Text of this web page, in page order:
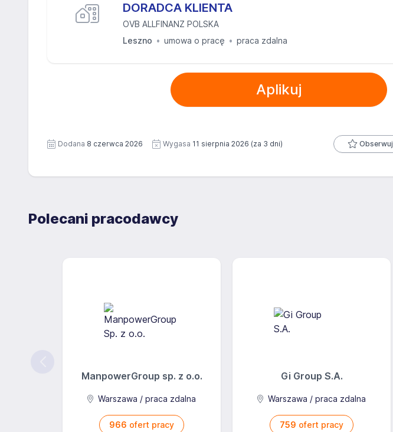
DORADCA KLIENTA
OVB ALLFINANZ POLSKA
Leszno
umowa o pracę praca zdalna
Aplikuj
Dodana 8 czerwca 2026 Wygasa 11 sierpnia 2026 (za 3 dni) Obserwuj
Polecani pracodawcy
ManpowerGroup sp. z o.o.
Warszawa / praca zdalna
966 ofert pracy
Gi Group S.A.
Warszawa / praca zdalna
759 ofert pracy